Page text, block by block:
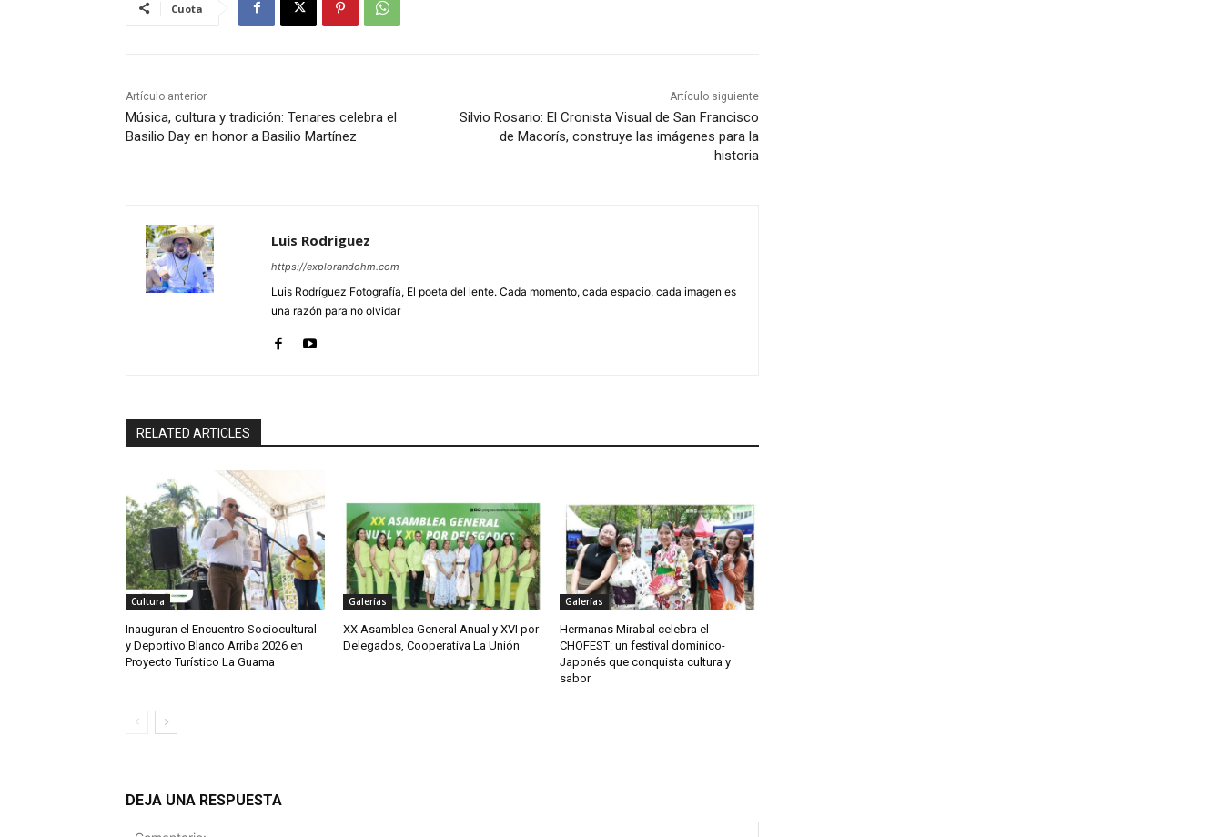
Cuota
Artículo anterior
Música, cultura y tradición: Tenares celebra el
Basilio Day en honor a Basilio Martínez
Artículo siguiente
Silvio Rosario: El Cronista Visual de San Francisco
de Macorís, construye las imágenes para la
historia
Luis Rodriguez
https://explorandohm.com
Luis Rodríguez Fotografía, El poeta del lente. Cada momento, cada espacio, cada imagen es
una razón para no olvidar
RELATED ARTICLES
Cultura
Inauguran el Encuentro Sociocultural
y Deportivo Blanco Arriba 2026 en
Proyecto Turístico La Guama
Galerías
XX Asamblea General Anual y XVI por
Delegados, Cooperativa La Unión
Galerías
Hermanas Mirabal celebra el
CHOFEST: un festival dominico-
Japonés que conquista cultura y
sabor
DEJA UNA RESPUESTA